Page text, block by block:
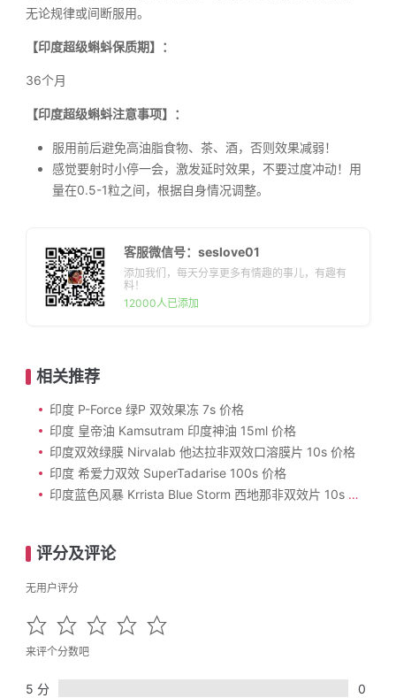
无论规律或间断服用。
【印度超级蝌蚪保质期】：
36个月
【印度超级蝌蚪注意事项】：
服用前后避免高油脂食物、茶、酒，否则效果减弱！
感觉要射时小停一会，激发延时效果，不要过度冲动！用
量在0.5-1粒之间，根据自身情况调整。
客服微信号：seslove01
添加我们，每天分享更多有情趣的事儿，有趣有
料！
12000人已添加
相关推荐
印度 P-Force 绿P 双效果冻 7s 价格
印度 皇帝油 Kamsutram 印度神油 15ml 价格
印度双效绿膜 Nirvalab 他达拉非双效口溶膜片 10s 价格
印度 希爱力双效 SuperTadarise 100s 价格
印度蓝色风暴 Krrista Blue Storm 西地那非双效片 10s 价格
评分及评论
无用户评分
来评个分数吧
5 分 0